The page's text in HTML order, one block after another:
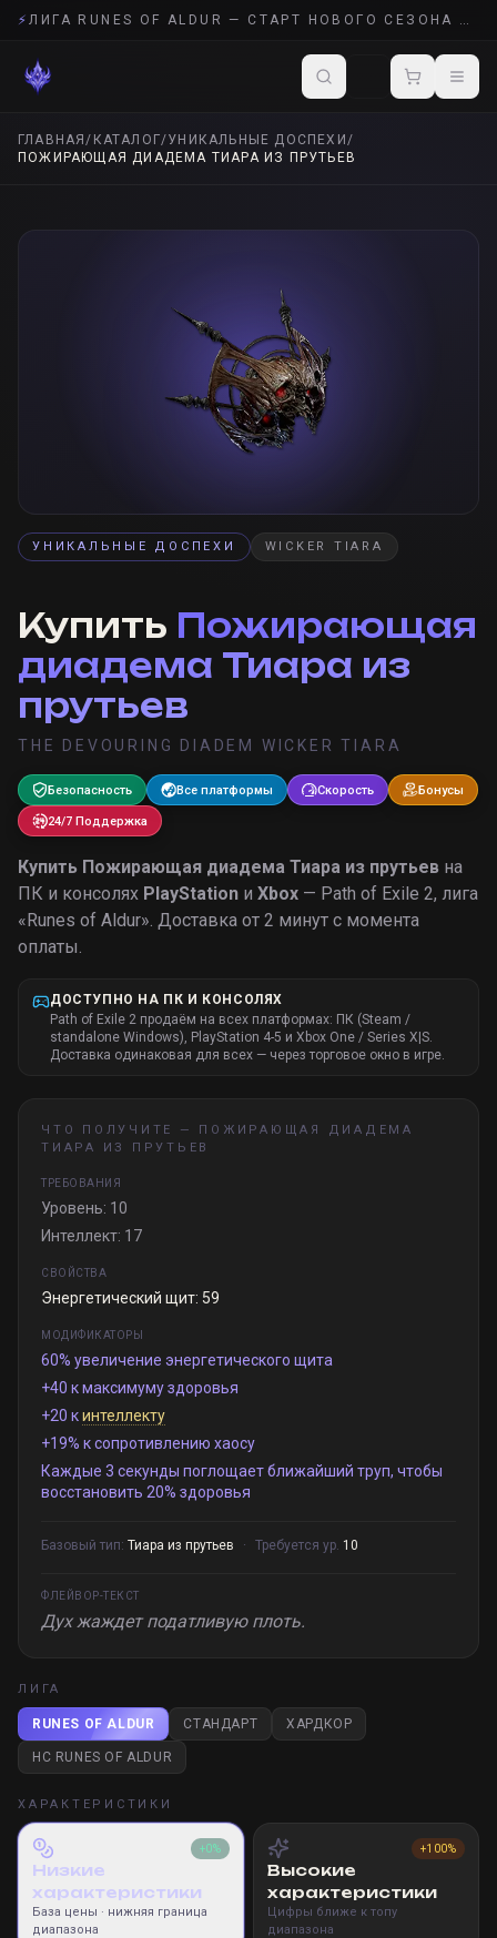
⚡ ЛИГА RUNES OF ALDUR — СТАРТ НОВОГО СЕЗОНА POE 2
ГЛАВНАЯ/ КАТАЛОГ/УНИКАЛЬНЫЕ ДОСПЕХИ /
ПОЖИРАЮЩАЯ ДИАДЕМА ТИАРА ИЗ ПРУТЬЕВ
УНИКАЛЬНЫЕ ДОСПЕХИ WICKER TIARA
Купить Пожирающая
диадема Тиара из
прутьев
THE DEVOURING DIADEM WICKER TIARA
Безопасность Все платформы Скорость Бонусы
24/7 Поддержка
Купить Пожирающая диадема Тиара из прутьев на
ПК и консолях PlayStation и Xbox — Path of Exile 2, лига
«Runes of Aldur». Доставка от 2 минут с момента
оплаты.
ДОСТУПНО НА ПК И КОНСОЛЯХ
Path of Exile 2 продаём на всех платформах: ПК (Steam /
standalone Windows), PlayStation 4-5 и Xbox One / Series X|S.
Доставка одинаковая для всех — через торговое окно в игре.
ЧТО ПОЛУЧИТЕ — ПОЖИРАЮЩАЯ ДИАДЕМА
ТИАРА ИЗ ПРУТЬЕВ
ТРЕБОВАНИЯ
Уровень: 10
Интеллект: 17
СВОЙСТВА
Энергетический щит: 59
МОДИФИКАТОРЫ
60% увеличение энергетического щита
+40 к максимуму здоровья
+20 кинтеллекту
+19% к сопротивлению хаосу
Каждые 3 секунды поглощает ближайший труп, чтобы
восстановить 20% здоровья
Базовый тип: Тиара из прутьев · Требуется ур. 10
ФЛЕЙВОР-ТЕКСТ
Дух жаждет податливую плоть.
ЛИГА
RUNES OF ALDUR СТАНДАРТ ХАРДКОР
HC RUNES OF ALDUR
ХАРАКТЕРИСТИКИ
+0%
Низкие
характеристики
База цены · нижняя граница
диапазона
+100%
Высокие
характеристики
Цифры ближе к топу
диапазона